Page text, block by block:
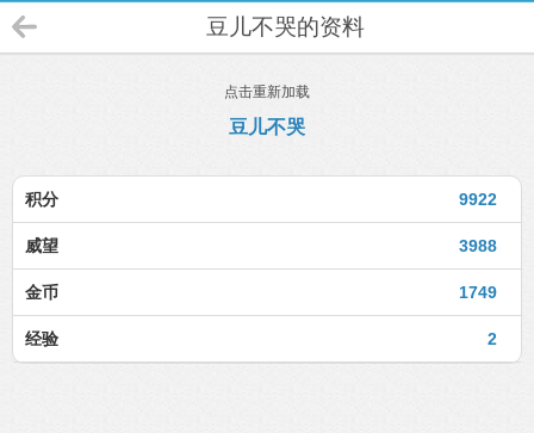
豆儿不哭的资料
点击重新加载
豆儿不哭
9922
积分
3988
威望
1749
金币
2
经验